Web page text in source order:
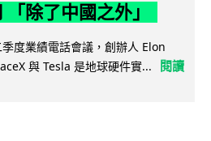
除了中國之外」
度業績電話會議，創辦人 Elon
與 Tesla 是地球硬件實...
閱讀